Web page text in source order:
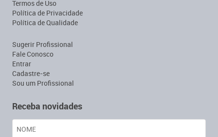
Termos de Uso
Política de Privacidade
Política de Qualidade
Sugerir Profissional
Fale Conosco
Entrar
Cadastre-se
Sou um Profissional
Receba novidades